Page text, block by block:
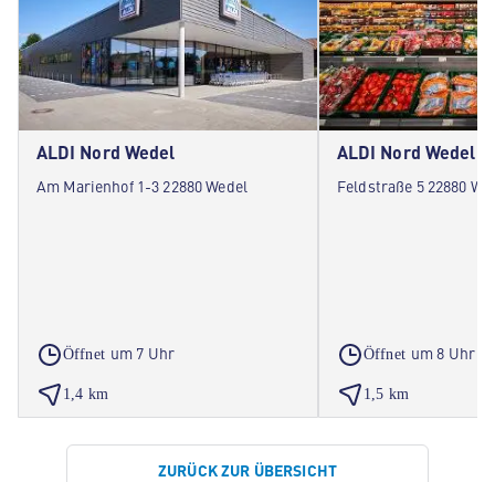
ALDI Nord Wedel
Am Marienhof 1-3 22880 Wedel
Öffnet um 7 Uhr
1,4 km
ALDI Nord Wedel
Feldstraße 5 22880
Öffnet um 8 Uhr
1,5 km
ZURÜCK ZUR ÜBERSICHT